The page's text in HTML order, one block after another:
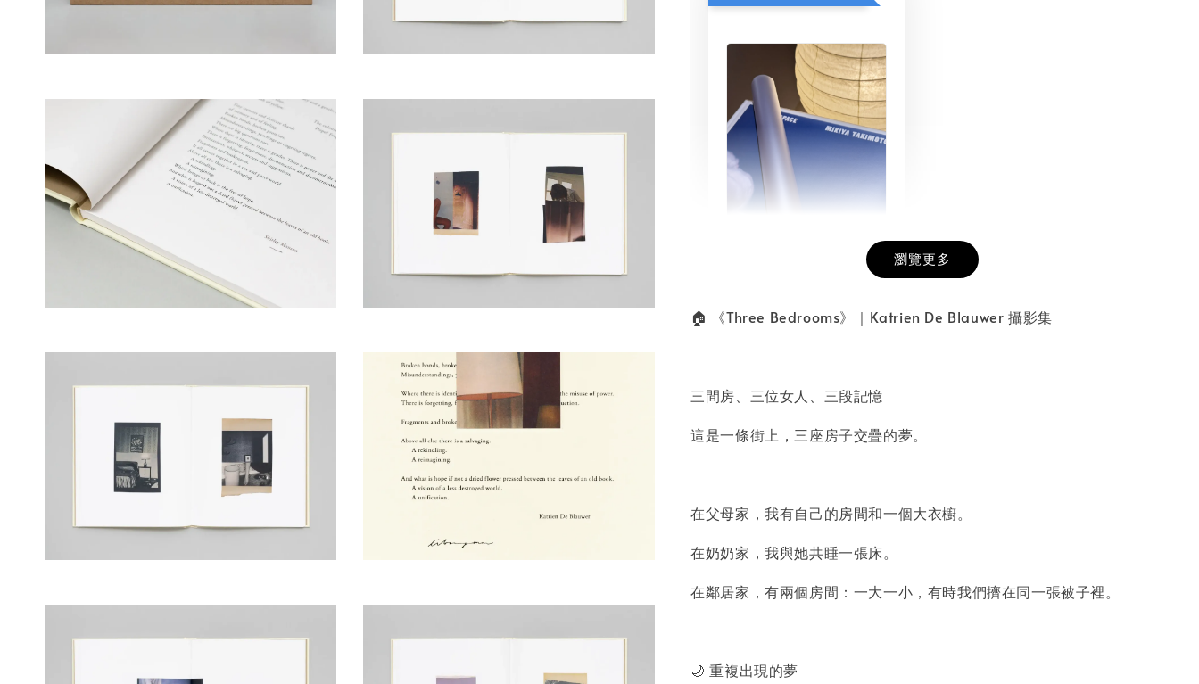
NT$ 50
- +
加入購物車
瀏覽更多
🏠 《Three Bedrooms》｜Katrien De Blauwer 攝影集
三間房、三位女人、三段記憶
這是一條街上，三座房子交疊的夢。
在父母家，我有自己的房間和一個大衣櫥。
在奶奶家，我與她共睡一張床。
在鄰居家，有兩個房間：一大一小，有時我們擠在同一張被子裡。
🌙 重複出現的夢